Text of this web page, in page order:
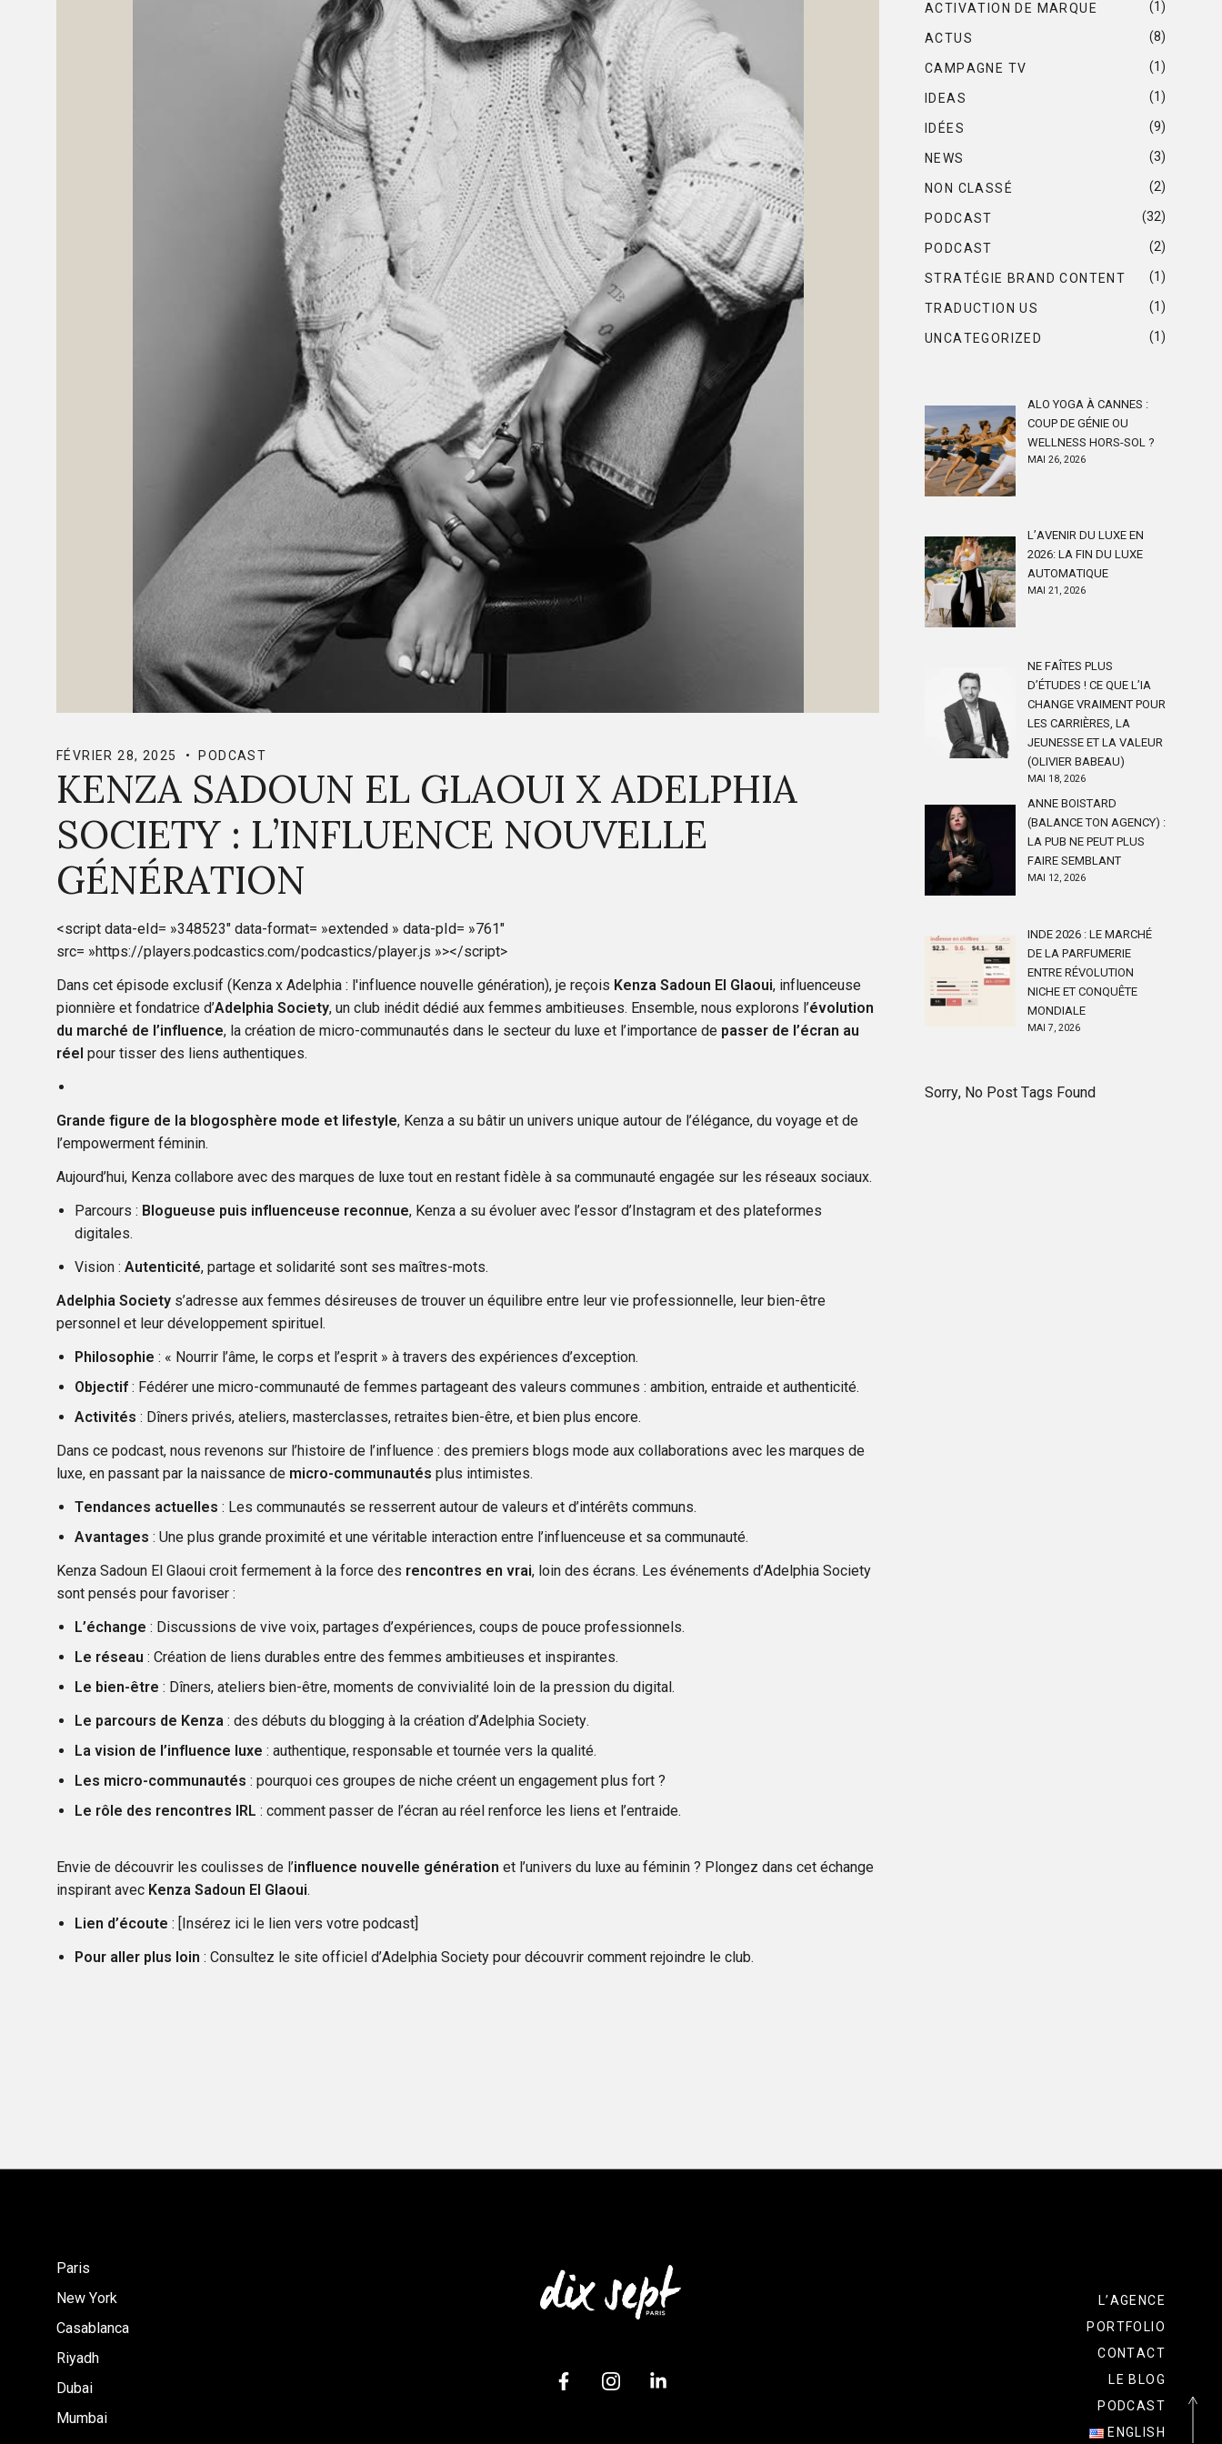
FÉVRIER 28, 2025 PODCAST
KENZA SADOUN EL GLAOUI X ADELPHIA
SOCIETY : L’INFLUENCE NOUVELLE
GÉNÉRATION
<script data-eId= »348523″ data-format= »extended » data-pId= »761″
src= »https://players.podcastics.com/podcastics/player.js »></script>
Dans cet épisode exclusif (Kenza x Adelphia : l'influence nouvelle génération), je reçois Kenza Sadoun El Glaoui, influenceuse
pionnière et fondatrice d’Adelphia Society, un club inédit dédié aux femmes ambitieuses. Ensemble, nous explorons l’évolution
du marché de l’influence, la création de micro-communautés dans le secteur du luxe et l’importance de passer de l’écran au
réel pour tisser des liens authentiques.
Grande figure de la blogosphère mode et lifestyle, Kenza a su bâtir un univers unique autour de l’élégance, du voyage et de
l’empowerment féminin.
Aujourd’hui, Kenza collabore avec des marques de luxe tout en restant fidèle à sa communauté engagée sur les réseaux sociaux.
Parcours : Blogueuse puis influenceuse reconnue, Kenza a su évoluer avec l’essor d’Instagram et des plateformes
digitales.
Vision : Autenticité, partage et solidarité sont ses maîtres-mots.
Adelphia Society s’adresse aux femmes désireuses de trouver un équilibre entre leur vie professionnelle, leur bien-être
personnel et leur développement spirituel.
Philosophie : « Nourrir l’âme, le corps et l’esprit » à travers des expériences d’exception.
Objectif : Fédérer une micro-communauté de femmes partageant des valeurs communes : ambition, entraide et authenticité.
Activités : Dîners privés, ateliers, masterclasses, retraites bien-être, et bien plus encore.
Dans ce podcast, nous revenons sur l’histoire de l’influence : des premiers blogs mode aux collaborations avec les marques de
luxe, en passant par la naissance de micro-communautés plus intimistes.
Tendances actuelles : Les communautés se resserrent autour de valeurs et d’intérêts communs.
Avantages : Une plus grande proximité et une véritable interaction entre l’influenceuse et sa communauté.
Kenza Sadoun El Glaoui croit fermement à la force des rencontres en vrai, loin des écrans. Les événements d’Adelphia Society
sont pensés pour favoriser :
L’échange : Discussions de vive voix, partages d’expériences, coups de pouce professionnels.
Le réseau : Création de liens durables entre des femmes ambitieuses et inspirantes.
Le bien-être : Dîners, ateliers bien-être, moments de convivialité loin de la pression du digital.
Le parcours de Kenza : des débuts du blogging à la création d’Adelphia Society.
La vision de l’influence luxe : authentique, responsable et tournée vers la qualité.
Les micro-communautés : pourquoi ces groupes de niche créent un engagement plus fort ?
Le rôle des rencontres IRL : comment passer de l’écran au réel renforce les liens et l’entraide.
Envie de découvrir les coulisses de l’influence nouvelle génération et l’univers du luxe au féminin ? Plongez dans cet échange
inspirant avec Kenza Sadoun El Glaoui.
Lien d’écoute : [Insérez ici le lien vers votre podcast]
Pour aller plus loin : Consultez le site officiel d’Adelphia Society pour découvrir comment rejoindre le club.
ACTIVATION DE MARQUE (1)
ACTUS (8)
CAMPAGNE TV (1)
IDEAS (1)
IDÉES (9)
NEWS (3)
NON CLASSÉ (2)
PODCAST (32)
PODCAST (2)
STRATÉGIE BRAND CONTENT (1)
TRADUCTION US (1)
UNCATEGORIZED (1)
ALO YOGA À CANNES :
COUP DE GÉNIE OU
WELLNESS HORS-SOL ?
MAI 26, 2026
L’AVENIR DU LUXE EN
2026: LA FIN DU LUXE
AUTOMATIQUE
MAI 21, 2026
NE FAÎTES PLUS
D’ÉTUDES ! CE QUE L’IA
CHANGE VRAIMENT POUR
LES CARRIÈRES, LA
JEUNESSE ET LA VALEUR
(OLIVIER BABEAU)
MAI 18, 2026
ANNE BOISTARD
(BALANCE TON AGENCY) :
LA PUB NE PEUT PLUS
FAIRE SEMBLANT
MAI 12, 2026
INDE 2026 : LE MARCHÉ
DE LA PARFUMERIE
ENTRE RÉVOLUTION
NICHE ET CONQUÊTE
MONDIALE
MAI 7, 2026
Sorry, No Post Tags Found
Paris
New York
Casablanca
Riyadh
Dubai
Mumbai
L’AGENCE
PORTFOLIO
CONTACT
LE BLOG
PODCAST
ENGLISH